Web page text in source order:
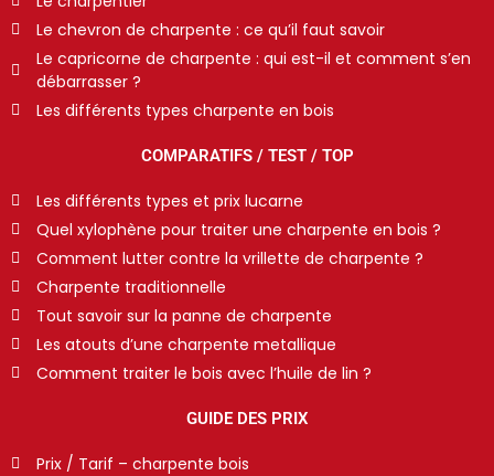
Le chevron de charpente : ce qu’il faut savoir
Le capricorne de charpente : qui est-il et comment s’en
débarrasser ?
Les différents types charpente en bois
COMPARATIFS / TEST / TOP
Les différents types et prix lucarne
Quel xylophène pour traiter une charpente en bois ?
Comment lutter contre la vrillette de charpente ?
Charpente traditionnelle
Tout savoir sur la panne de charpente
Les atouts d’une charpente metallique
Comment traiter le bois avec l’huile de lin ?
GUIDE DES PRIX
Prix / Tarif – charpente bois